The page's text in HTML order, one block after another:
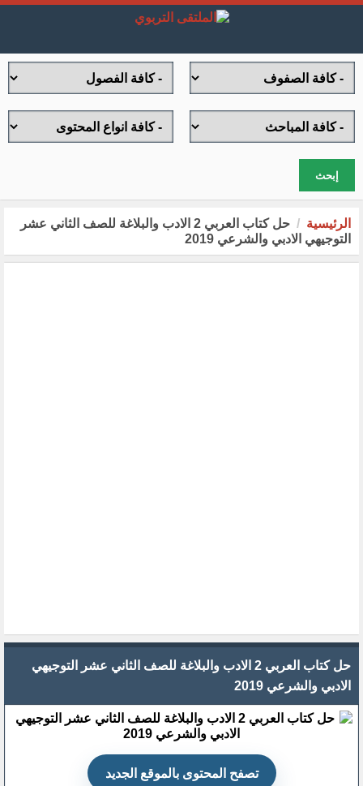
إبحث
الرئيسية
حل كتاب العربي 2 الادب والبلاغة للصف الثاني عشر
التوجيهي الادبي والشرعي 2019
حل كتاب العربي 2 الادب والبلاغة للصف الثاني عشر التوجيهي
الادبي والشرعي 2019
تصفح المحتوى بالموقع الجديد